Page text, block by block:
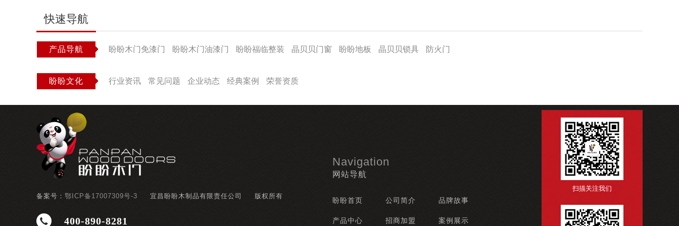
快速导航
产品导航 盼盼木门免漆门 盼盼木门油漆门 盼盼福临整装 晶贝贝门窗 盼盼地板 晶贝贝锁具 防火门
盼盼文化 行业资讯 常见问题 企业动态 经典案例 荣誉资质
备案号： 鄂ICP备17007309号-3 宜昌盼盼木制品有限责任公司 版权所有
400-890-8281
Navigation
网站导航
盼盼首页 公司简介 品牌故事
产品中心 招商加盟 案例展示
扫描关注我们